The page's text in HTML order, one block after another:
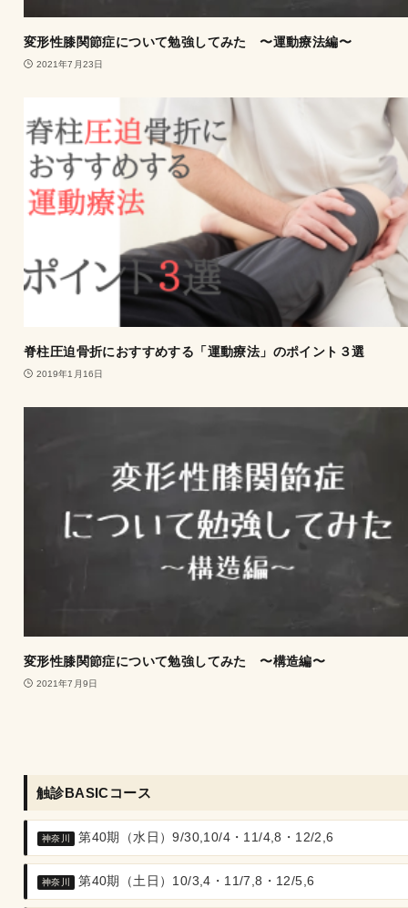
変形性膝関節症について勉強してみた 〜運動療法編〜
2021年7月23日
脊柱圧迫骨折におすすめする「運動療法」のポイント３選
2019年1月16日
変形性膝関節症について勉強してみた 〜構造編〜
2021年7月9日
触診BASICコース
神奈川 第40期（水日）9/30,10/4・11/4,8・12/2,6
神奈川 第40期（土日）10/3,4・11/7,8・12/5,6